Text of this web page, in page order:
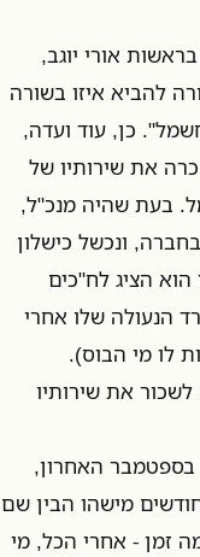
אורי יוגב,
להביא איזו בשורה
כן, עוד ועדה,
את שירותיו של
בעת שהיה מנכ"ל,
ונכשל כישלון
הוא הציג לח"כים
הנעולה שלו אחרי
לו מי הבוס).
את שירותיו
האחרון,
חודשים מישהו הבין שם
זמן - אחרי הכל, מי